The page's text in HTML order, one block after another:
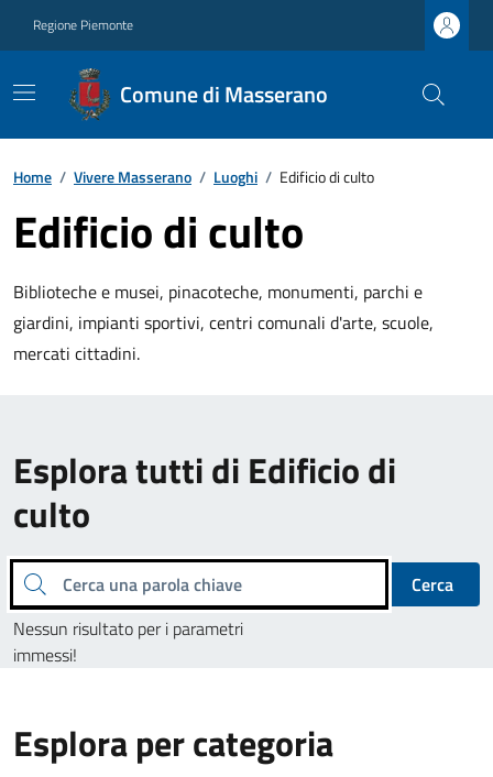
Regione Piemonte
Comune di Masserano
Home / Vivere Masserano / Luoghi / Edificio di culto
Edificio di culto
Biblioteche e musei, pinacoteche, monumenti, parchi e
giardini, impianti sportivi, centri comunali d'arte, scuole,
mercati cittadini.
Esplora tutti di Edificio di
culto
Cerca una parola chiave
Cerca
Nessun risultato per i parametri
immessi!
Esplora per categoria